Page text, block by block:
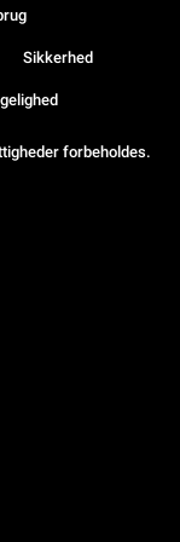
forbeholdes.
Sikkerhed